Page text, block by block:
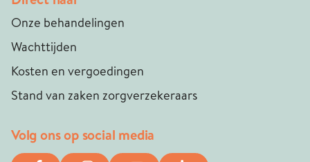
Onze behandelingen
Wachttijden
Kosten en vergoedingen
Stand van zaken zorgverzekeraars
Volg ons op social media